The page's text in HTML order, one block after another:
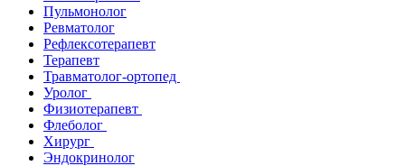
Пульмонолог
Ревматолог
Рефлексотерапевт
Терапевт
Травматолог-ортопед
Уролог
Физиотерапевт
Флеболог
Хирург
Эндокринолог